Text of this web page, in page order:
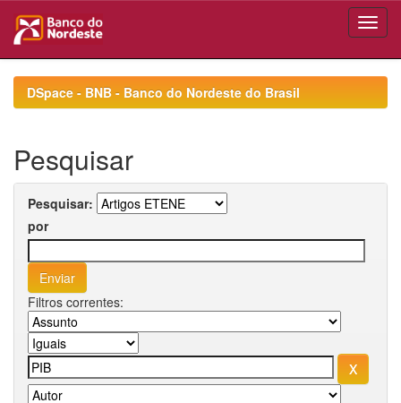
navigationDSpace - BNB - Banco do Nordeste do Brasil
Pesquisar
Pesquisar:
por
Filtros correntes: